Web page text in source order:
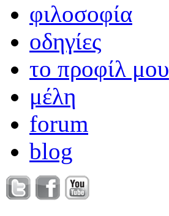
φιλοσοφία
οδηγίες
το προφίλ μου
μέλη
forum
blog